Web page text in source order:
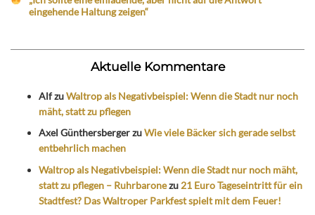
eingehende Haltung zeigen“
Aktuelle Kommentare
AlfzuWaltrop als Negativbeispiel: Wenn die Stadt nur noch
mäht, statt zu pflegen
Axel GünthersbergerzuWie viele Bäcker sich gerade selbst
entbehrlich machen
Waltrop als Negativbeispiel: Wenn die Stadt nur noch mäht,
statt zu pflegen – Ruhrbaronezu 21 Euro Tageseintritt für ein
Stadtfest? Das Waltroper Parkfest spielt mit dem Feuer!